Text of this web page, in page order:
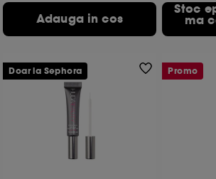
Adauga in cos
Stoc
ma
Doar la Sephora Promo